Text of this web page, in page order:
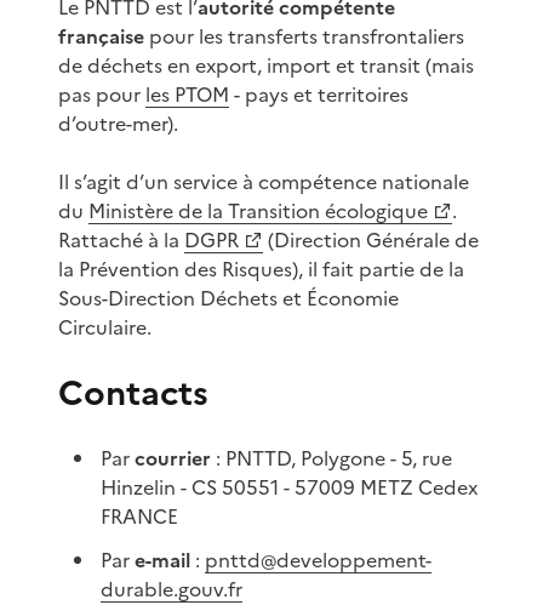
Le PNTTD est l’autorité compétente
française pour les transferts transfrontaliers
de déchets en export, import et transit (mais
pas pour les PTOM - pays et territoires
d’outre-mer).
Il s’agit d’un service à compétence nationale
du Ministère de la Transition écologique
.
Rattaché à la DGPR
(Direction Générale de
la Prévention des Risques), il fait partie de la
Sous-Direction Déchets et Économie
Circulaire.
Contacts
Parcourrier : PNTTD, Polygone - 5, rue
Hinzelin - CS 50551 - 57009 METZ Cedex
FRANCE
Pare-mail : pnttd@developpement-
durable.gouv.fr